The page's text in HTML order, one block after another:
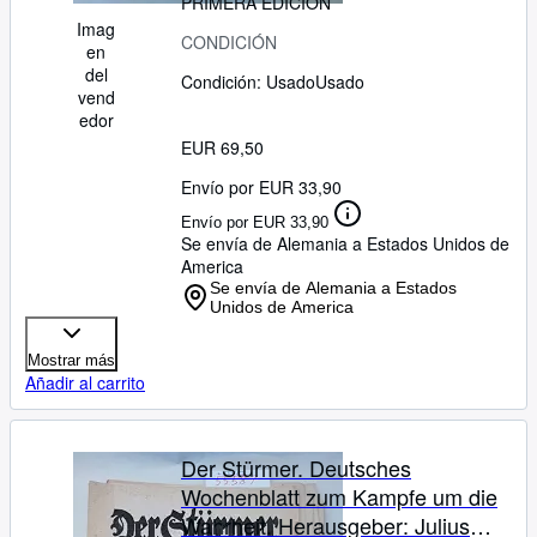
Imag
en
del
vend
edor
staatsbürgerlichen Aufklärung und
Bestrebungen angeboten (§86
CONDICIÓN
Condición: UsadoUsado
EUR 69,50
Envío por EUR 33,90
Envío por EUR 33,90
Se envía de Alemania a Estados Unidos de
America
Se envía de Alemania a Estados
Unidos de America
Mostrar más
Añadir al carrito
Der Stürmer. Deutsches
Wochenblatt zum Kampfe um die
Wahrheit. Herausgeber: Julius